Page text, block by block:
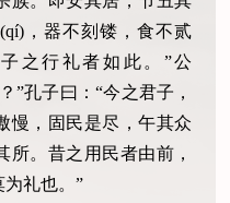
，器不刻镂，食不贰
之行礼者如此。”公
”孔子曰：“今之君子，
慢，固民是尽，午其众
所。昔之用民者由前，
礼也。”